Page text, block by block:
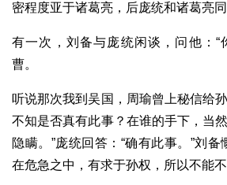
密程度亚于诸葛亮，后庞统和诸葛亮同
有一次，刘备与庞统闲谈，问他：“
曹。
听说那次我到吴国，周瑜曾上秘信给
不知是否真有此事？在谁的手下，当
隐瞒。”庞统回答：“确有此事。”刘备
在危急之中，有求于孙权，所以不能不